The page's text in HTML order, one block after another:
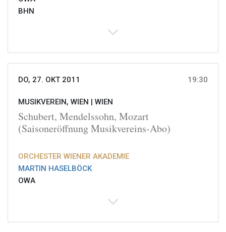
BHN
DO, 27. OKT 2011 19:30
MUSIKVEREIN, WIEN | WIEN
Schubert, Mendelssohn, Mozart
(Saisoneröffnung Musikvereins-Abo)
ORCHESTER WIENER AKADEMIE
MARTIN HASELBÖCK
OWA